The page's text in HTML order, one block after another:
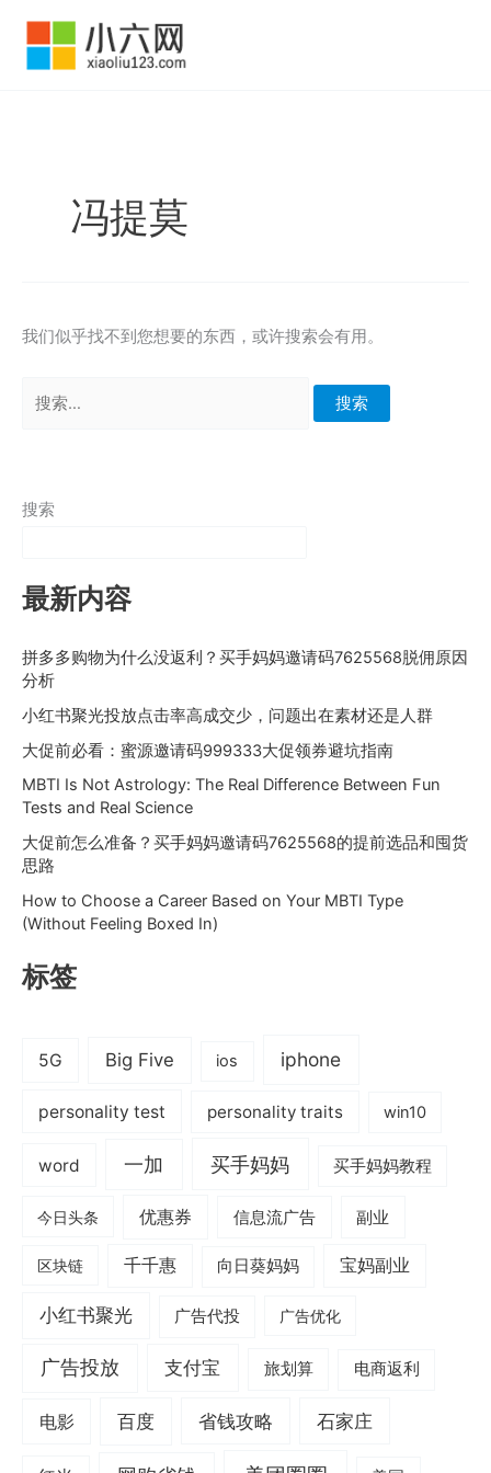
冯提莫
我们似乎找不到您想要的东西，或许搜索会有用。
索：
搜索
最新内容
拼多多购物为什么没返利？买手妈妈邀请码7625568脱佣原因
分析
小红书聚光投放点击率高成交少，问题出在素材还是人群
大促前必看：蜜源邀请码999333大促领券避坑指南
MBTI Is Not Astrology: The Real Difference Between Fun
Tests and Real Science
大促前怎么准备？买手妈妈邀请码7625568的提前选品和囤货
思路
How to Choose a Career Based on Your MBTI Type
(Without Feeling Boxed In)
标签
5G Big Five ios iphone
personality test personality traits win10
word 一加 买手妈妈 买手妈妈教程
今日头条 优惠券 信息流广告 副业
区块链 千千惠 向日葵妈妈 宝妈副业
小红书聚光 广告代投 广告优化
广告投放 支付宝 旅划算 电商返利
电影 百度 省钱攻略 石家庄